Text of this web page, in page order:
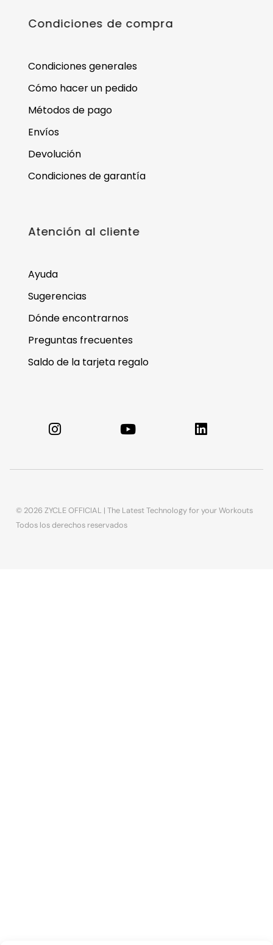
Condiciones de compra
Condiciones generales
Cómo hacer un pedido
Métodos de pago
Envíos
Devolución
Condiciones de garantía
Atención al cliente
Ayuda
Sugerencias
Dónde encontrarnos
Preguntas frecuentes
Saldo de la tarjeta regalo
© 2026 ZYCLE OFFICIAL | The Latest Technology for your Workouts
Todos los derechos reservados